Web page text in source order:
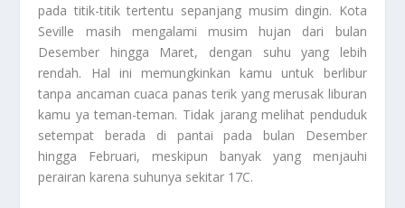
pada titik-titik tertentu sepanjang musim dingin. Kota
Seville masih mengalami musim hujan dari bulan
Desember hingga Maret, dengan suhu yang lebih
rendah. Hal ini memungkinkan kamu untuk berlibur
tanpa ancaman cuaca panas terik yang merusak liburan
kamu ya teman-teman. Tidak jarang melihat penduduk
setempat berada di pantai pada bulan Desember
hingga Februari, meskipun banyak yang menjauhi
perairan karena suhunya sekitar 17C.